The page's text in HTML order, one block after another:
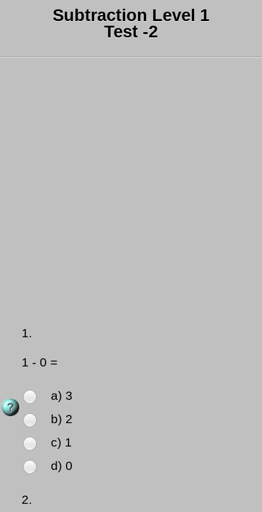
Subtraction Level 1
Test -2
1.
1 - 0 =
a) 3
b) 2
c) 1
d) 0
2.